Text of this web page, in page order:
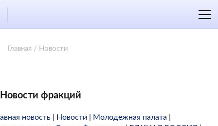
Главная / Новости
Новости фракций
новость Новости Молодежная палата